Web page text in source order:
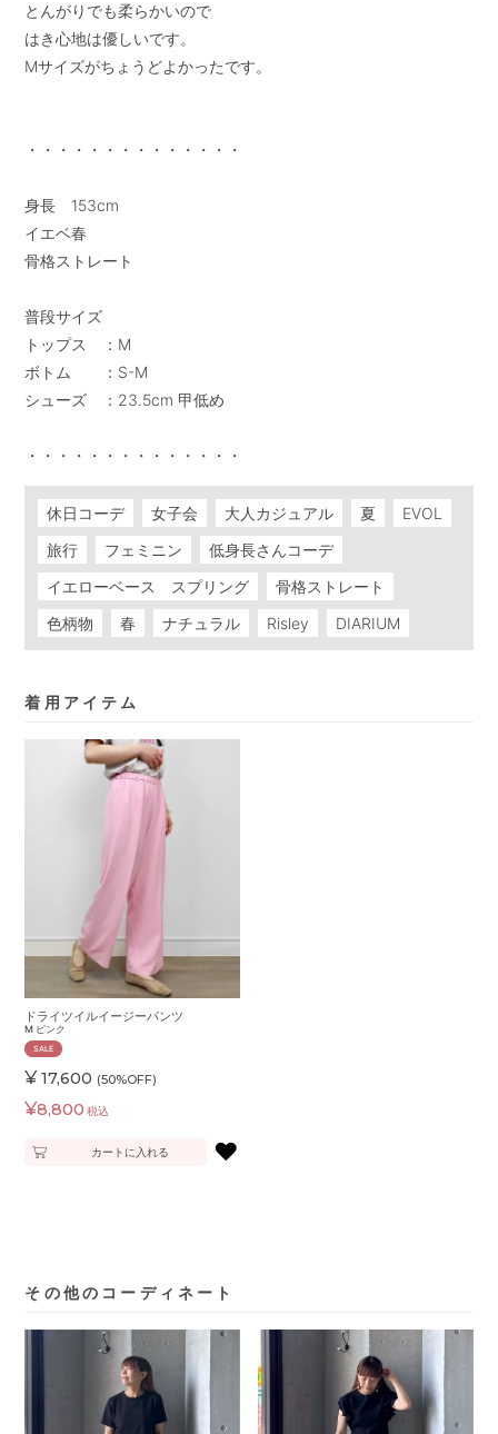
とんがりでも柔らかいので
はき心地は優しいです。
Mサイズがちょうどよかったです。
・・・・・・・・・・・・・・
身長　153cm
イエベ春
骨格ストレート
普段サイズ
トップス　：M
ボトム　　：S-M
シューズ　：23.5cm 甲低め
・・・・・・・・・・・・・・
休日コーデ 女子会 大人カジュアル 夏
EVOL
旅行
フェミニン
低身長さんコーデ
イエローベース スプリング
骨格ストレート
色柄物
春 ナチュラル Risley DIARIUM
着用アイテム
ドライツイルイージーパンツ
M ピンク
SALE
¥ 17,600 (50%OFF)
¥8,800 税込
カートに入れる ♥
その他のコーディネート